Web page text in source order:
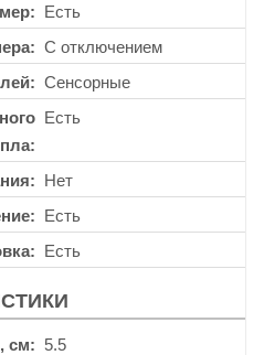
Есть
С отключением
Сенсорные
Есть
Нет
Есть
Есть
см
5.5